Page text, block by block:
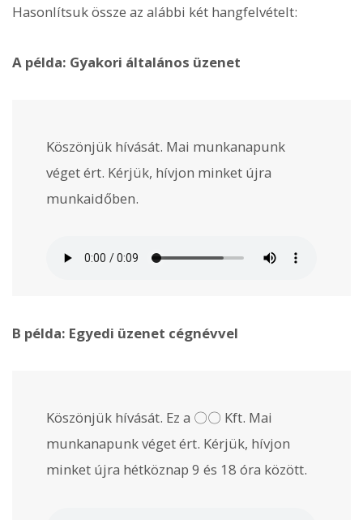
Hasonlítsuk össze az alábbi két hangfelvételt:
A példa: Gyakori általános üzenet
Köszönjük hívását. Mai munkanapunk
véget ért. Kérjük, hívjon minket újra
munkaidőben.
B példa: Egyedi üzenet cégnévvel
Köszönjük hívását. Ez a 〇〇 Kft. Mai
munkanapunk véget ért. Kérjük, hívjon
minket újra hétköznap 9 és 18 óra között.